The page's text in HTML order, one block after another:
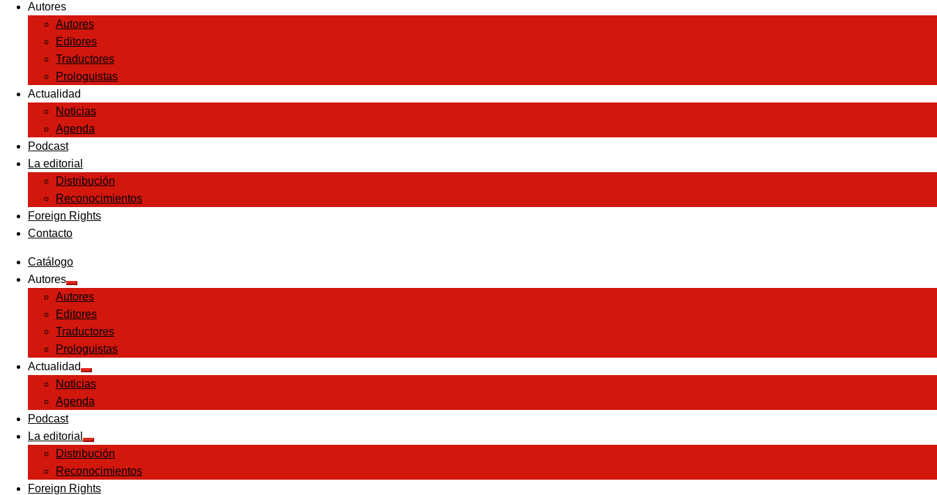
Autores
Autores
Editores
Traductores
Prologuistas
Actualidad
Noticias
Agenda
Podcast
La editorial
Distribución
Reconocimientos
Foreign Rights
Contacto
Catálogo
Autores
Expandir
el
menú
hijo
Autores
Editores
Traductores
Prologuistas
Actualidad
Expandir
el
menú
hijo
Noticias
Agenda
Podcast
La editorial
Expandir
el
menú
hijo
Distribución
Reconocimientos
Foreign Rights